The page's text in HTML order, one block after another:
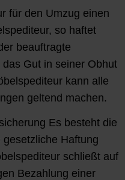
für den Umzug einen
so haftet
beauftragte
Gut in seiner Obhut
kann alle
geltend machen.
Es besteht die
Haftung
schließt auf
Bezahlung einer